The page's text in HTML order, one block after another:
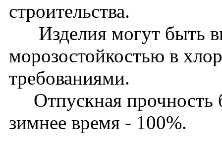
строительства.
Изделия могут быть
морозостойкостью в
требованиями.
Отпускная прочность
зимнее время - 100%.